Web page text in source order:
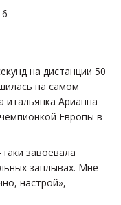
на дистанции 50
на самом
Арианна
Европы в
завоевала
заплывах. Мне
настрой», –